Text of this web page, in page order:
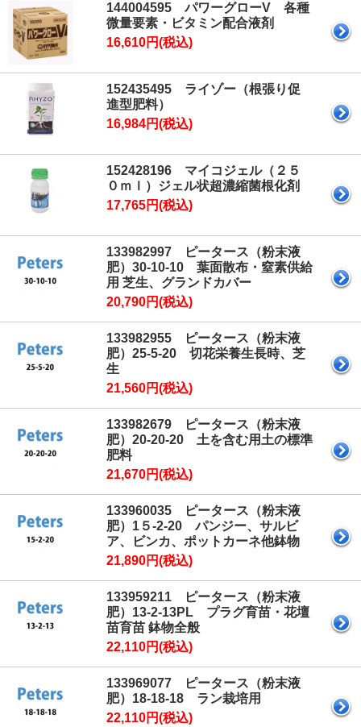
144004595 パワーグローV 各種
微量要素・ビタミン配合液剤
16,610円(税込)
152435495 ライゾー（根張り促
進型肥料）
16,984円(税込)
152428196 マイコジェル（２５
０ｍｌ）ジェル状超濃縮菌根化剤
17,765円(税込)
133982997 ピータース（粉末液
肥）30-10-10 葉面散布・窒素供給
用 芝生、グランドカバー
20,790円(税込)
133982955 ピータース（粉末液
肥）25-5-20 切花栄養生長時、芝
生
21,560円(税込)
133982679 ピータース（粉末液
肥）20-20-20 土を含む用土の標準
肥料
21,670円(税込)
133960035 ピータース（粉末液
肥）1５-2-20 パンジー、サルビ
ア、ビンカ、ポットカーネ他鉢物
21,890円(税込)
133959211 ピータース（粉末液
肥）13-2-13PL プラグ育苗・花壇
苗育苗 鉢物全般
22,110円(税込)
133969077 ピータース（粉末液
肥）18-18-18 ラン栽培用
22,110円(税込)